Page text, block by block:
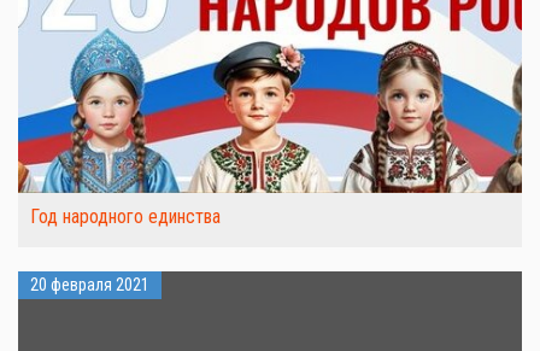
Год народного единства
20 февраля 2021